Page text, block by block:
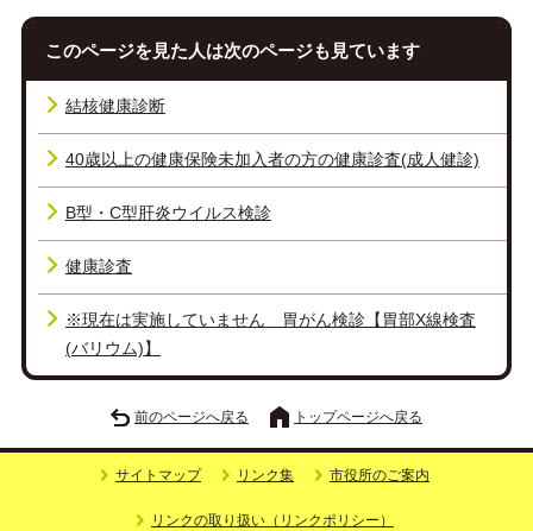
このページを見た人は次のページも見ています
結核健康診断
40歳以上の健康保険未加入者の方の健康診査(成人健診)
B型・C型肝炎ウイルス検診
健康診査
※現在は実施していません 胃がん検診【胃部X線検査
(バリウム)】
前のページへ戻る トップページへ戻る
サイトマップ リンク集 市役所のご案内
リンクの取り扱い（リンクポリシー）